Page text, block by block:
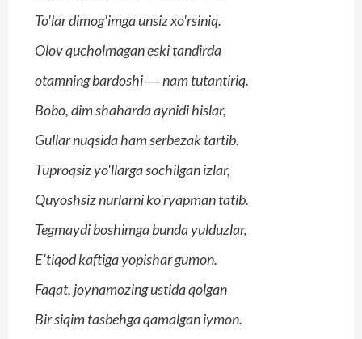
To'lar dimog'imga unsiz xo'rsiniq.
Olov qucholmagan eski tandirda
otamning bardoshi ― nam tutantiriq.
Bobo, dim shaharda aynidi hislar,
Gullar nuqsida ham serbezak tartib.
Tuproqsiz yo'llarga sochilgan izlar,
Quyoshsiz nurlarni ko'ryapman tatib.
Tegmaydi boshimga bunda yulduzlar,
E'tiqod kaftiga yopishar gumon.
Faqat, joynamozing ustida qolgan
Bir siqim tasbehga qamalgan iymon.